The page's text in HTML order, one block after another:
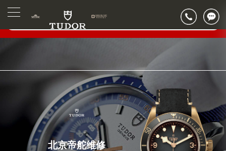
▲
▼
2026年6月北京市帝舵官方售后客户服务热线：400-801-5381
2026年6月帝舵售后服务中心最新网点地址：
节假日正常营业！
北京帝舵维修